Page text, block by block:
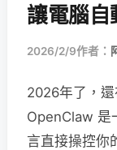
讓電腦自
2026/2/9作者：
2026年了，
OpenClaw 是
言直接操控你